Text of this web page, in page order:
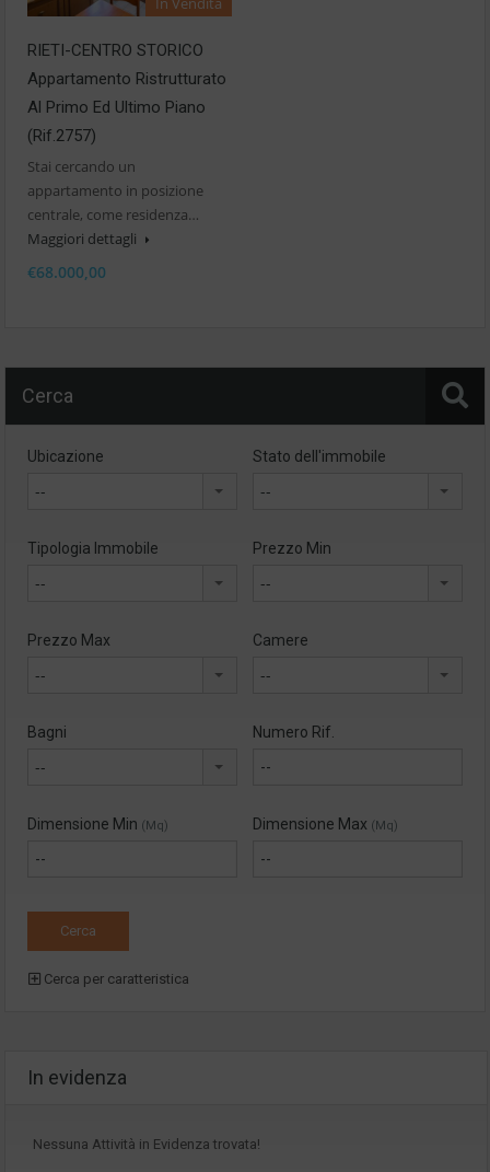
RIETI-CENTRO STORICO
Appartamento Ristrutturato
Al Primo Ed Ultimo Piano
(Rif.2757)
Stai cercando un
appartamento in posizione
centrale, come residenza…
Maggiori dettagli
€68.000,00
Cerca
Ubicazione
--
Stato dell'immobile
--
Tipologia Immobile
--
Prezzo Min
--
Prezzo Max
--
Camere
--
Bagni
--
Numero Rif.
Dimensione Min (Mq) Dimensione Max (Mq)
Cerca per caratteristica
In evidenza
Nessuna Attività in Evidenza trovata!